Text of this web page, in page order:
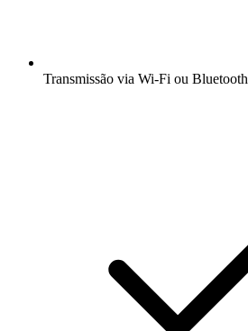
Transmissão via Wi-Fi ou Bluetooth